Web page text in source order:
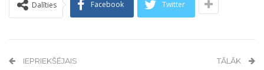
Dalīties Facebook Twitter
IEPRIEKŠĒJAIS TĀLĀK